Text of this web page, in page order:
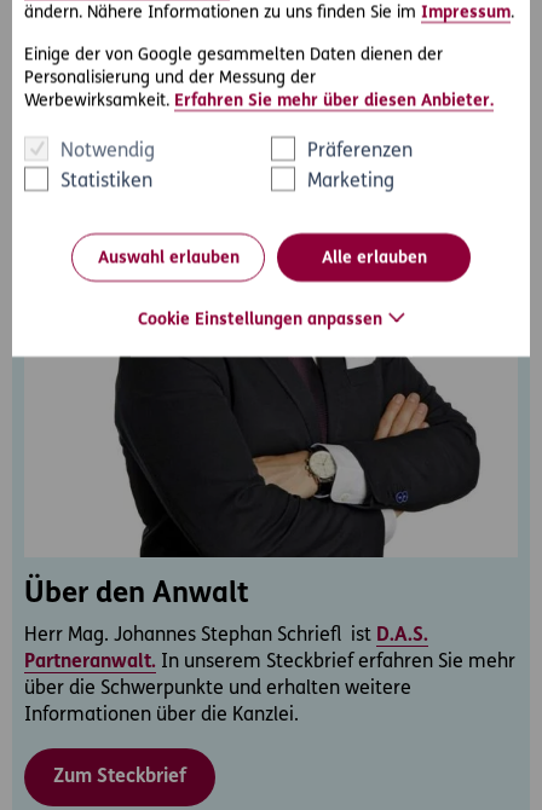
ändern. Nähere Informationen zu uns finden Sie im Impressum.
Einige der von Google gesammelten Daten dienen der
Personalisierung und der Messung der
Werbewirksamkeit. Erfahren Sie mehr über diesen Anbieter.
Notwendig
Präferenzen
Statistiken
Marketing
Auswahl erlauben Alle erlauben
Cookie Einstellungen anpassen
Über den Anwalt
Herr Mag. Johannes Stephan Schriefl ist D.A.S.
Partneranwalt. In unserem Steckbrief erfahren Sie mehr
über die Schwerpunkte und erhalten weitere
Informationen über die Kanzlei.
Zum Steckbrief